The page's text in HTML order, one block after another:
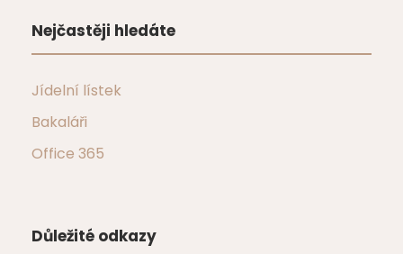
Nejčastěji hledáte
Jídelní lístek
Bakaláři
Office 365
Důležité odkazy